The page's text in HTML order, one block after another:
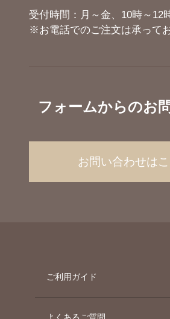
受付時間：月～金、10時～12
※お電話でのご注文は承って
フォームからのお
お問い合わせは
ご利用ガイド